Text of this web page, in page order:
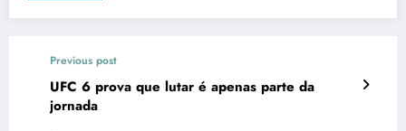
Previous post
UFC 6 prova que lutar é apenas parte da
jornada